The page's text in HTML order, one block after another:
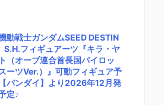
）』可動フ
ギュア予約
バンダイ】
より2026年1
月発売予定♪
フリーダムガ
ンダム』可動
フィギュア予
約【バンダ
イ】より202
6年12月発売
機動戦士ガンダムSEED DESTIN
S.H.フィギュアーツ『キラ・ヤ
（オーブ連合首長国パイロッ
ーツVer.）』可動フィギュア予
バンダイ】より2026年12月発
定♪